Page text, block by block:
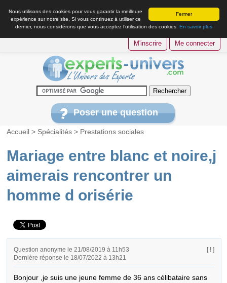
Fermer
Nous utilisons des cookies pour vous garantir la meilleure
expérience sur notre site. Si vous continuez à utiliser ce
dernier, nous considérons que vous acceptez l’utilisation des cookies. En savoir plus
M'inscrire Me connecter
Poser une question
Accueil > Spécialités > Prestations sociales
Mariage entre blanc et noire,j
aimerais rencontrer un
homme d orisérie
Question anonyme le 21/08/2019 à 11h53
Dernière réponse le 18/07/2022 à 13h21
[ ! ]
Bonjour ,je suis une jeune femme de 36 ans célibataire sans